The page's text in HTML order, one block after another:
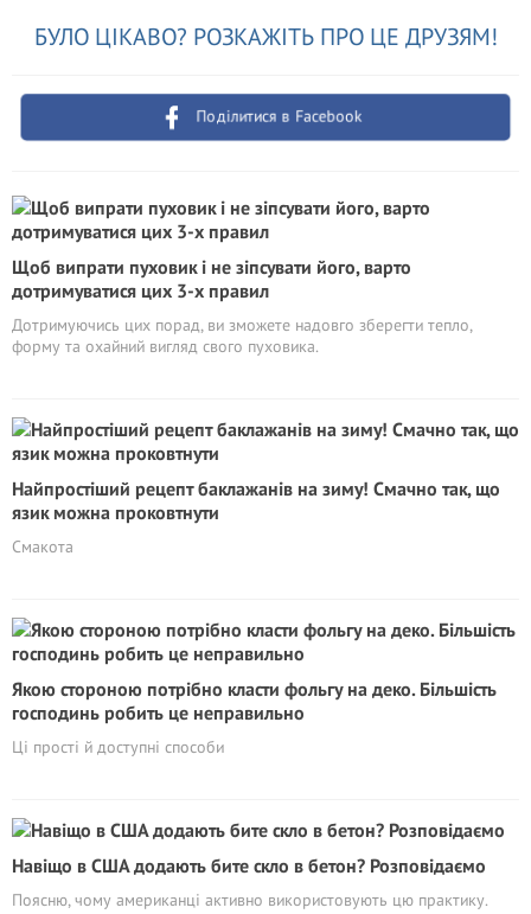
БУЛО ЦІКАВО? РОЗКАЖІТЬ ПРО ЦЕ ДРУЗЯМ!
Поділитися в Facebook
Щоб випрати пуховик і не зіпсувати його, варто
дотримуватися цих 3-х правил
Дотримуючись цих порад, ви зможете надовго зберегти тепло,
форму та охайний вигляд свого пуховика.
Найпростіший рецепт баклажанів на зиму! Смачно так, що
язик можна проковтнути
Смакота
Якою стороною потрібно класти фольгу на деко. Більшість
господинь робить це неправильно
Ці прості й доступні способи
Навіщо в США додають бите скло в бетон? Розповідаємо
Поясню, чому американці активно використовують цю практику.